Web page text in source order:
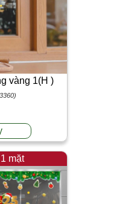
vàng 1(H )
mặt